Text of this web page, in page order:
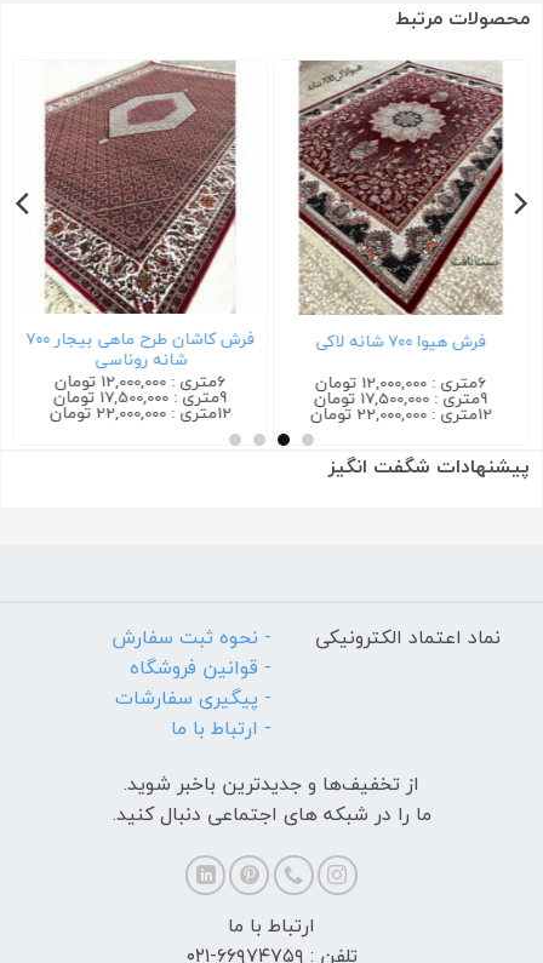
محصولات مرتبط
فرش هیوا ۷۰۰ شانه لاکی
6متری : 12,000,000 تومان
9متری : 17,500,000 تومان
12متری : 22,000,000 تومان
فرش کاشان طرح ماهی بیجار ۷۰۰
شانه روناسی
6متری : 12,000,000 تومان
9متری : 17,500,000 تومان
12متری : 22,000,000 تومان
پیشنهادات شگفت انگیز
نماد اعتماد الکترونیکی
- نحوه ثبت سفارش
- قوانین فروشگاه
- پیگیری سفارشات
- ارتباط با ما
از تخفیف‌ها و جدیدترین‌ باخبر شوید.
ما را در شبکه های اجتماعی دنبال کنید.
ارتباط با ما
تلفن : ۶۶۹۷۴۷۵۹-۰۲۱